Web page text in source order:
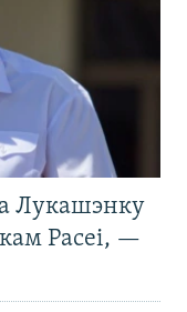
Лукашэнку
Расеі, —